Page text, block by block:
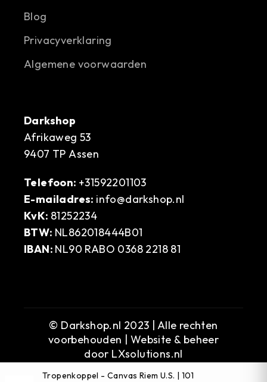
Blog
Privacyverklaring
Algemene voorwaarden
Darkshop
Afrikaweg 53
9407 TP Assen
Telefoon: +31592201103
E-mailadres: info@darkshop.nl
KvK: 81252234
BTW: NL862018444B01
IBAN: NL90 RABO 0368 2218 81
© Darkshop.nl 2023 | Alle rechten
voorbehouden | Website & beheer
door LXsolutions.nl
Tropenkoppel - Canvas Riem U.S. | 101